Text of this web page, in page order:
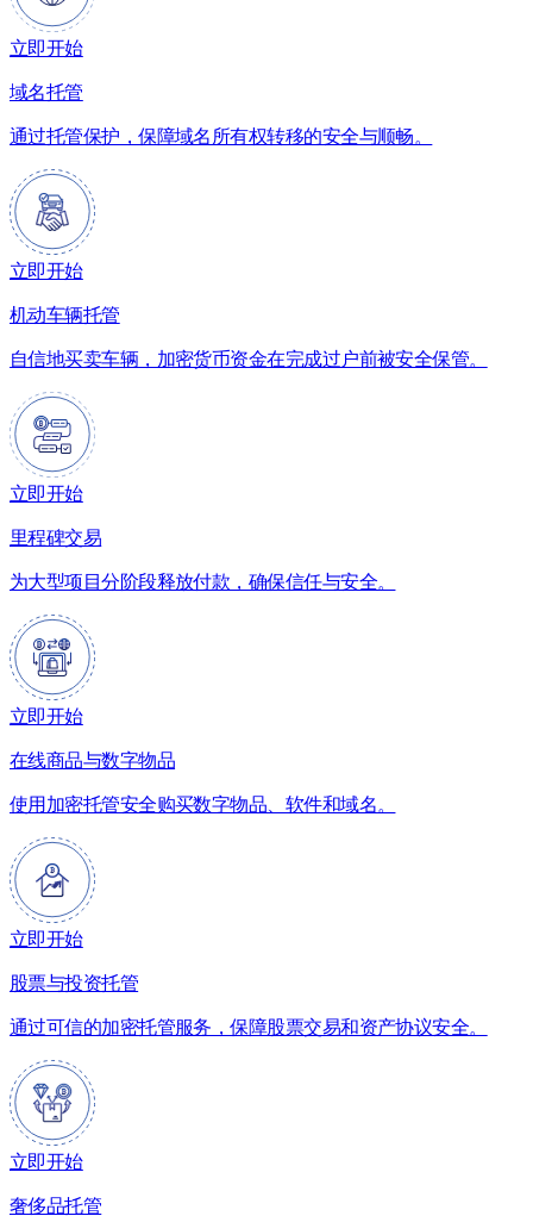
立即开始
域名托管
通过托管保护，保障域名所有权转移的安全与顺畅。
立即开始
机动车辆托管
自信地买卖车辆，加密货币资金在完成过户前被安全保管。
立即开始
里程碑交易
为大型项目分阶段释放付款，确保信任与安全。
立即开始
在线商品与数字物品
使用加密托管安全购买数字物品、软件和域名。
立即开始
股票与投资托管
通过可信的加密托管服务，保障股票交易和资产协议安全。
立即开始
奢侈品托管